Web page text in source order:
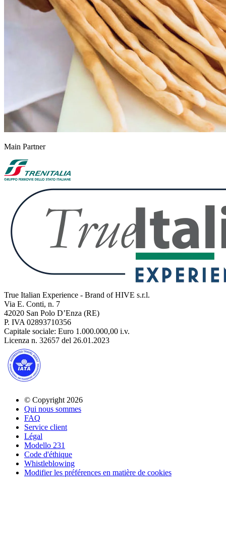
Main Partner
True Italian Experience - Brand of HIVE s.r.l.
Via E. Conti, n. 7
42020 San Polo D’Enza (RE)
P. IVA 02893710356
Capitale sociale: Euro 1.000.000,00 i.v.
Licenza n. 32657 del 26.01.2023
© Copyright 2026
Qui nous sommes
FAQ
Service client
Légal
Modello 231
Code d'éthique
Whistleblowing
Modifier les préférences en matière de cookies